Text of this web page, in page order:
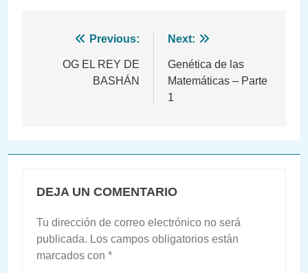
Navegación
Previous:
OG EL REY DE
BASHÁN
Next:
Genética de las
Matemáticas – Parte
1
DEJA UN COMENTARIO
Tu dirección de correo electrónico no será
publicada. Los campos obligatorios están
marcados con *